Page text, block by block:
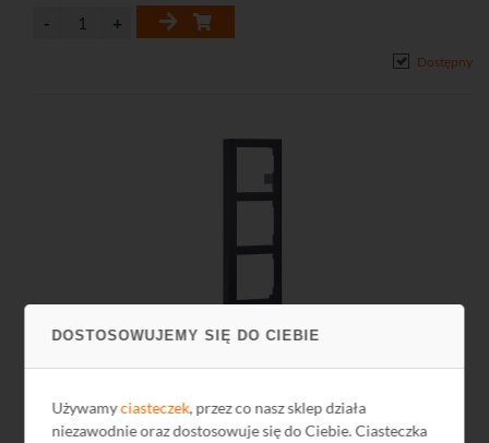
DOSTOSOWUJEMY SIĘ DO CIEBIE
Używamyciasteczek, przez co nasz sklep działa
niezawodnie oraz dostosowuje się do Ciebie. Ciasteczka
Dostępny
Obudowa natynkowa DS-KD-ACW3 3-modułowa
DS-KD-ACW3 to ramka natynkowa przeznaczona do montażu